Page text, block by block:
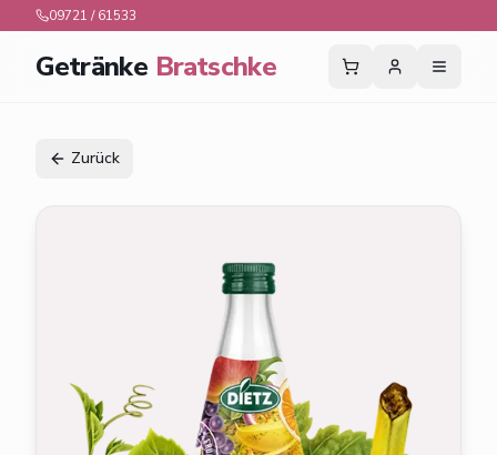
09721 / 61533
Getränke Bratschke
Zurück